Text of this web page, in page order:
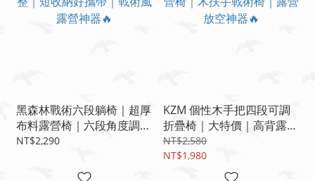
黑森林戰術六段躺椅｜超厚
布料露營椅｜六段角度調整
｜短收納好攜帶｜戰術風露
NT$2,290
KZM 個性木手把四段可調
折疊椅｜大特價｜高背露營
椅｜木扶手戰術椅｜露營放
空神器🔥
NT$2,580
NT$1,980